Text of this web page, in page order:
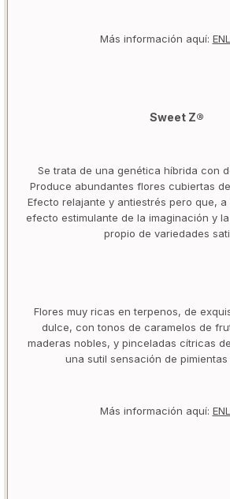
Más información aquí:
Sweet Z®
Se trata de una genética híbrida con
Produce abundantes flores cubiertas
Efecto relajante y antiestrés pero que,
efecto estimulante de la imaginación y
propio de variedades
Flores muy ricas en terpenos, de
dulce, con tonos de caramelos de
maderas nobles, y pinceladas cítricas
una sutil sensación de pimientas
Más información aquí: